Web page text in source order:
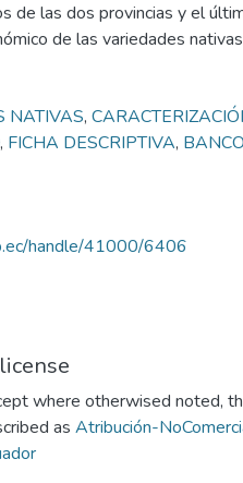
de las dos provincias y el
de las variedades
NATIVAS,
, FICHA DESCRIPTIVA,
handle/41000/6406
where otherwised noted,
as Atribución-